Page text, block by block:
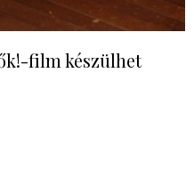
film készülhet